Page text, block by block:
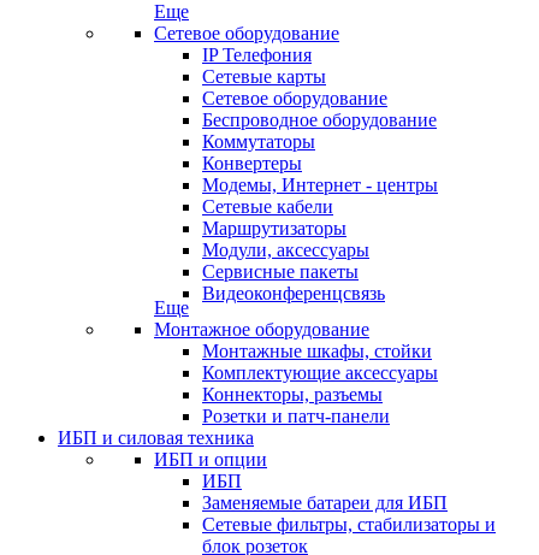
Еще
Сетевое оборудование
IP Телефония
Сетевые карты
Сетевое оборудование
Беспроводное оборудование
Коммутаторы
Конвертеры
Модемы, Интернет - центры
Сетевые кабели
Маршрутизаторы
Модули, аксессуары
Сервисные пакеты
Видеоконференцсвязь
Еще
Монтажное оборудование
Монтажные шкафы, стойки
Комплектующие аксессуары
Коннекторы, разъемы
Розетки и патч-панели
ИБП и силовая техника
ИБП и опции
ИБП
Заменяемые батареи для ИБП
Сетевые фильтры, стабилизаторы и
блок розеток